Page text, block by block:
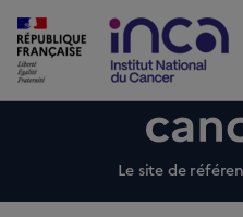
Le site de